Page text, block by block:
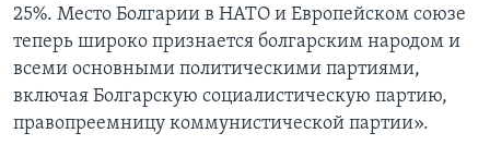
25%. Место Болгарии в НАТО и Европейском союзе
теперь широко признается болгарским народом и
всеми основными политическими партиями,
включая Болгарскую социалистическую партию,
правопреемницу коммунистической партии».